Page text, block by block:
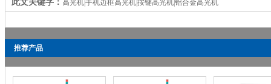
此文关键字： 高光机|手机边框高光机|按键高光机|铝合金高光机
推荐产品